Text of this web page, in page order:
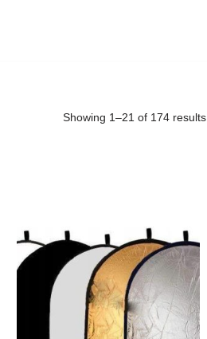
Showing 1–21 of 174 results